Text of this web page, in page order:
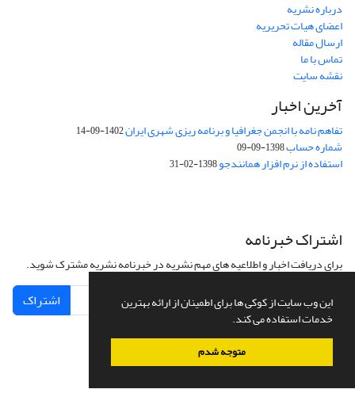
این وب سایت از کوکی ها برای اطمینان از ارائه بهترین
خدمات استفاده می کند.
متوجه شدم
درباره نشریه
اعضای هیات تحریریه
ارسال مقاله
تماس با ما
نقشه سایت
آخرین اخبار
تفاهم نامه با انجمن جغرافیا و برنامه ریزی شهری ایران1402-09-14
شماره حساب1398-09-09
استفاده از نرم افزار همانندجو1398-02-31
اشتراک خبرنامه
برای دریافت اخبار و اطلاعیه های مهم نشریه در خبرنامه نشریه مشترک شوید.
اشتراک
سامانه مدیریت نشریات علمی.طراحی و پیاده سازی ازسیناوب